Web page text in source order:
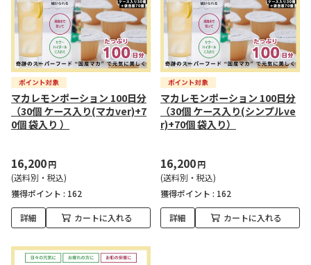
マカレモンポーション 100日分
（30個 ケース入り(マカver)+7
0個 袋入り ）
16,200円
(送料別・税込)
獲得ポイント : 162
詳細 カートに入れる
マカレモンポーション 100日分
（30個 ケース入り(シンプルve
r)+70個 袋入り）
16,200円
(送料別・税込)
獲得ポイント : 162
詳細 カートに入れる